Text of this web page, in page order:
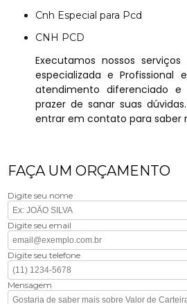
Cnh Especial para Pcd
CNH PCD
Executamos nossos
especializada e Profissional
atendimento diferenciado
prazer de sanar suas
entrar em contato para saber
FAÇA UM ORÇAMENTO
Digite seu nome
Digite seu email
Digite seu telefone
Mensagem